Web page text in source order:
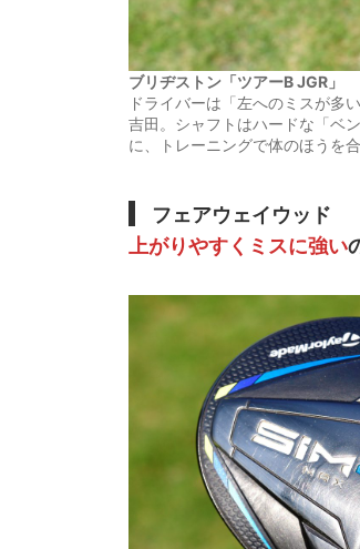
ブリヂストン「ツアーB JGR」
ドライバーは「左へのミスが多
吉田。シャフトはハードな「ベ
に、トレーニングで体のほうを
フェアウェイウッド
上がりやすくミスに強い